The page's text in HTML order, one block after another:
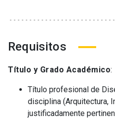
Requisitos
Título y Grado Académico:
Título profesional de
disciplina (Arquitectura,
justificadamente